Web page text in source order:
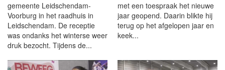
gemeente Leidschendam-
Voorburg in het raadhuis in
Leidschendam. De receptie
was ondanks het winterse weer
druk bezocht. Tijdens de...
met een toespraak het nieuwe
jaar geopend. Daarin blikte hij
terug op het afgelopen jaar en
keek...